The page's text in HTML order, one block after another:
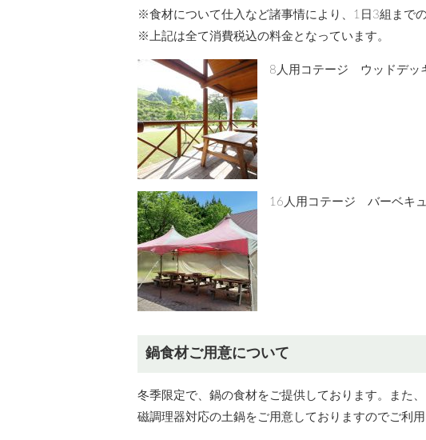
※食材について仕入など諸事情により、1日3組まで
※上記は全て消費税込の料金となっています。
8人用コテージ ウッドデッ
16人用コテージ バーベキュ
鍋食材ご用意について
冬季限定で、鍋の食材をご提供しております。また
磁調理器対応の土鍋をご用意しておりますのでご利用